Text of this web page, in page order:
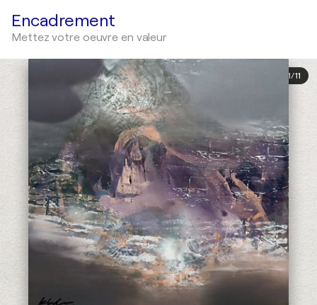
Encadrement
Mettez votre oeuvre en valeur
1/11